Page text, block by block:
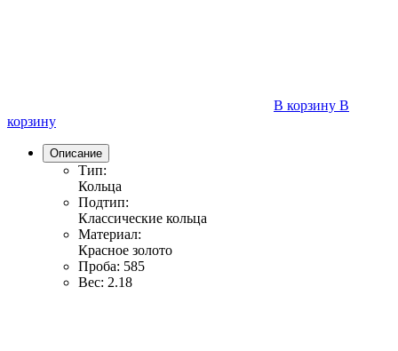
В корзину В
корзину
Описание
Тип:
Кольца
Подтип:
Классические кольца
Материал:
Красное золото
Проба: 585
Вес: 2.18